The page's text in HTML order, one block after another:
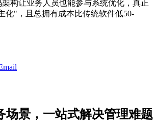
构让业务人员也能参与系统优化，真正
化"，且总拥有成本比传统软件低50-
场景，一站式解决管理难题